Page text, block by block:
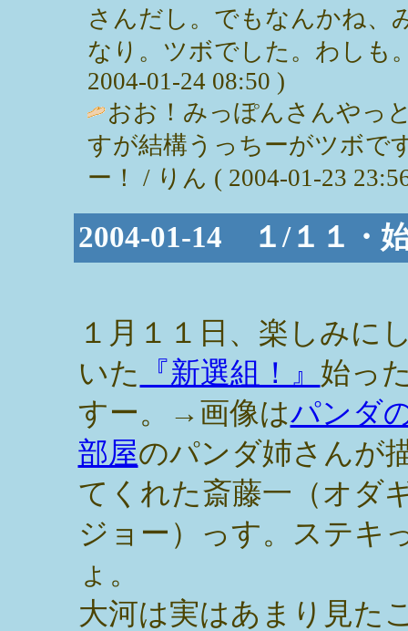
さんだし。でもなんかね、
なり。ツボでした。わしも
2004-01-24 08:50 )
おお！みっぽんさんやっ
すが結構うっちーがツボで
ー！ / りん ( 2004-01-23
2004-01-14 １/１１・
１月１１日、楽しみに
いた
『新選組！』 始っ
すー。→画像はパンダ
部屋のパンダ姉さんが
てくれた斎藤一（オダ
ジョー）っす。ステキ
ょ。
大河は実はあまり見た